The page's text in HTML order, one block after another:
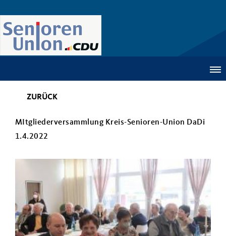
ZURÜCK
MItgliederversammlung Kreis-Senioren-Union DaDi
1.4.2022